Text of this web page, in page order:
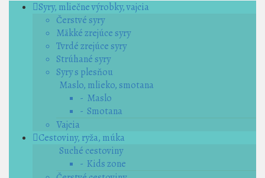
Syry, mliečne výrobky, vajcia
Čerstvé syry
Mäkké zrejúce syry
Tvrdé zrejúce syry
Strúhané syry
Syry s plesňou
Maslo, mlieko, smotana
- Maslo
- Smotana
Vajcia
Cestoviny, ryža, múka
Suché cestoviny
- Kids zone